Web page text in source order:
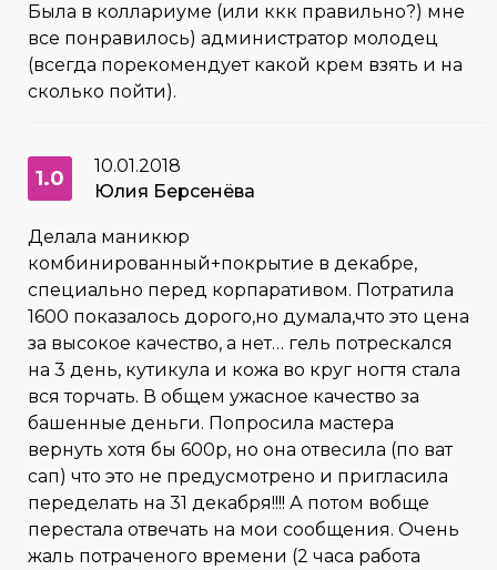
Была в коллариуме (или ккк правильно?) мне
все понравилось) администратор молодец
(всегда порекомендует какой крем взять и на
сколько пойти).
1.0
10.01.2018
Юлия Берсенёва
Делала маникюр
комбинированный+покрытие в декабре,
специально перед корпаративом. Потратила
1600 показалось дорого,но думала,что это цена
за высокое качество, а нет… гель потрескался
на 3 день, кутикула и кожа во круг ногтя стала
вся торчать. В общем ужасное качество за
башенные деньги. Попросила мастера
вернуть хотя бы 600р, но она отвесила (по ват
сап) что это не предусмотрено и пригласила
переделать на 31 декабря!!!! А потом вобще
перестала отвечать на мои сообщения. Очень
жаль потраченого времени (2 часа работа